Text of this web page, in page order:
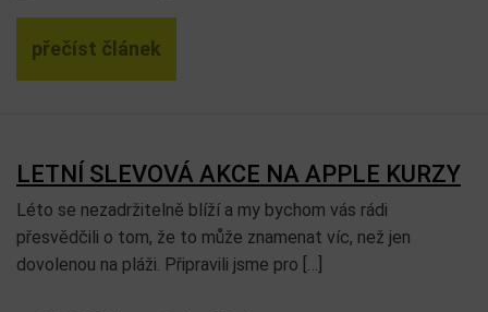
přečíst článek
LETNÍ SLEVOVÁ AKCE NA APPLE KURZY
Léto se nezadržitelně blíží a my bychom vás rádi
přesvědčili o tom, že to může znamenat víc, než jen
dovolenou na pláži. Připravili jsme pro […]